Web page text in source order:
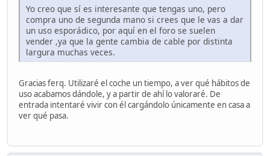
Yo creo que sí es interesante que tengas uno, pero
compra uno de segunda mano si crees que le vas a dar
un uso esporádico, por aquí en el foro se suelen
vender ,ya que la gente cambia de cable por distinta
largura muchas veces.
Gracias ferq. Utilizaré el coche un tiempo, a ver qué hábitos de
uso acabamos dándole, y a partir de ahí lo valoraré. De
entrada intentaré vivir con él cargándolo únicamente en casa a
ver qué pasa.